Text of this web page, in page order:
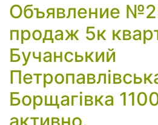
Объявление
продаж 5к
Бучанський
Борщагівка